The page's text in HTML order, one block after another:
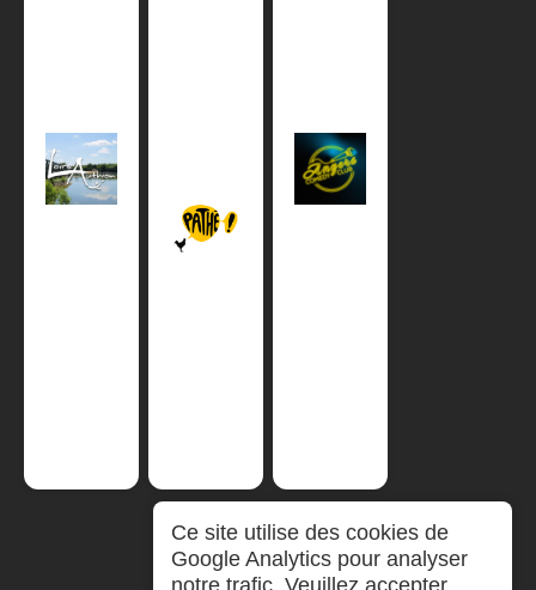
Ce site utilise des cookies de
Google Analytics pour analyser
notre trafic. Veuillez accepter